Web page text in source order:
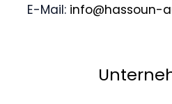
E-Mail: info@hassoun-